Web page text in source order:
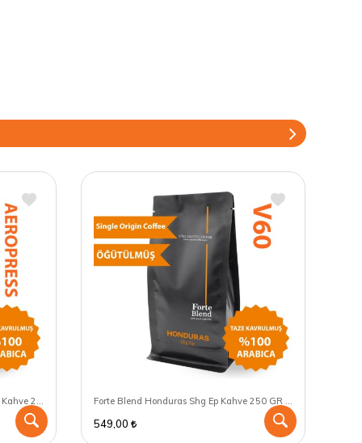
Forte Blend Nicaragua Royal Shg Ep Kahve 250 GR - Aeropress için öğütülmüş Forte Blend Honduras Shg Ep Kahve 250 GR - V60 için öğütülmüş
549,00